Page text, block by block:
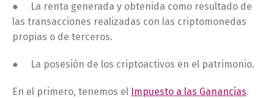
● La renta generada y obtenida como resultado de
las transacciones realizadas con las criptomonedas
propias o de terceros.
● La posesión de los criptoactivos en el patrimonio.
En el primero, tenemos el Impuesto a las Ganancias.